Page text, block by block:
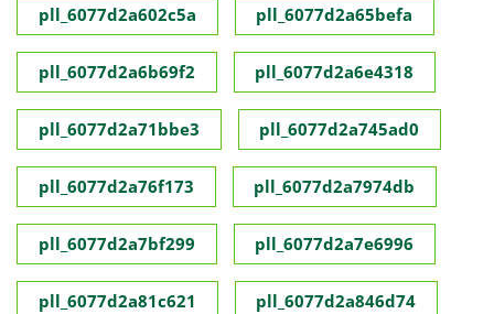
pll_6077d2a602c5a pll_6077d2a65befa
pll_6077d2a6b69f2 pll_6077d2a6e4318
pll_6077d2a71bbe3 pll_6077d2a745ad0
pll_6077d2a76f173 pll_6077d2a7974db
pll_6077d2a7bf299 pll_6077d2a7e6996
pll_6077d2a81c621 pll_6077d2a846d74